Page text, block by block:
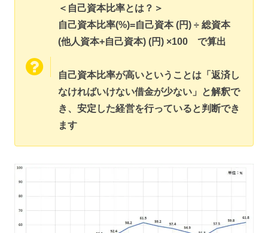
＜自己資本比率とは？＞
自己資本比率(%)=自己資本 (円) ÷ 総資本
(他人資本+自己資本) (円) ×100 で算出
自己資本比率が高いということは「返済し
なければいけない借金が少ない」と解釈で
き、安定した経営を行っていると判断でき
ます